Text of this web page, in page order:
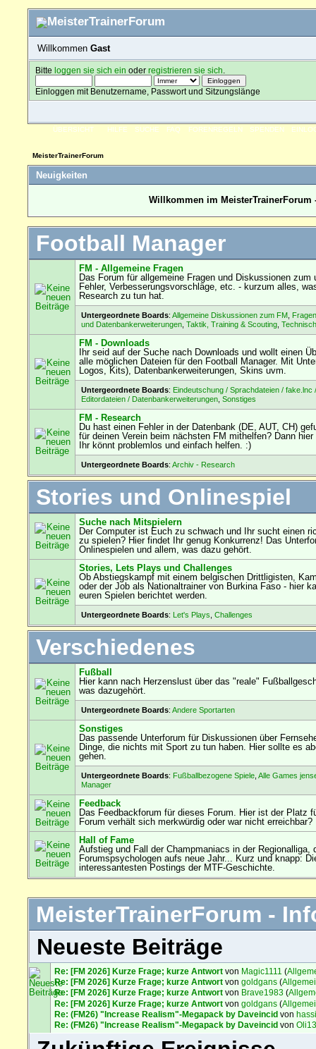
Willkommen Gast
Bitteloggen sie sich ein oderregistrieren sie sich
Einloggen mit Benutzername, Passwort und Sitzungslänge
ÜBERSICHT HILFE SUCHE FAQ FORENREGELN SPENDEN
MeisterTrainerForum
Neuigkeiten
Willkommen im
Football Manager
FM - Allgemeine Fragen
Das Forum für allgemeine Fragen und Diskussionen zum
Fehler, Verbesserungsvorschläge, etc. - kurzum alles,
Research zu tun hat.
Untergeordnete Boards: Allgemeine Diskussionen zum FM,
und Datenbankerweiterungen, Taktik, Training & Scouting,
FM - Downloads
Ihr seid auf der Suche nach Downloads und wollt einen
alle möglichen Dateien für den Football Manager. Mit
Logos, Kits), Datenbankerweiterungen, Skins uvm.
Untergeordnete Boards: Eindeutschung / Sprachdateien / fake.lnc
Editordateien / Datenbankerweiterungen, Sonstiges
FM - Research
Du hast einen Fehler in der Datenbank (DE, AUT, CH)
für deinen Verein beim nächsten FM mithelfen? Dann
Ihr könnt problemlos und einfach helfen. :)
Untergeordnete Boards: Archiv - Research
Stories und Onlinespiel
Suche nach Mitspielern
Der Computer ist Euch zu schwach und Ihr sucht einen
zu spielen? Hier findet Ihr genug Konkurrenz! Das
Onlinespielen und allem, was dazu gehört.
Stories, Lets Plays und Challenges
Ob Abstiegskampf mit einem belgischen Drittligisten,
oder der Job als Nationaltrainer von Burkina Faso - hier
euren Spielen berichtet werden.
Untergeordnete Boards: Let's Plays Challenges
Verschiedenes
Fußball
Hier kann nach Herzenslust über das "reale"
was dazugehört.
Untergeordnete Boards: Andere Sportarten
Sonstiges
Das passende Unterforum für Diskussionen über
Dinge, die nichts mit Sport zu tun haben. Hier sollte es
gehen.
Untergeordnete Boards: Fußballbezogene Spiele, Alle Games
Manager
Feedback
Das Feedbackforum für dieses Forum. Hier ist der Platz
Forum verhält sich merkwürdig oder war nicht
Hall of Fame
Aufstieg und Fall der Champmaniacs in der Regionalliga,
Forumspsychologen aufs neue Jahr... Kurz und knapp:
interessantesten Postings der MTF-Geschichte.
MeisterTrainerForum -
Neueste Beiträge
Re: [FM 2026] Kurze Frage; kurze Antwort von Magic1111 (
Re: [FM 2026] Kurze Frage; kurze Antwort vongoldgans (
Re: [FM 2026] Kurze Frage; kurze Antwort von Brave1983 (
Re: [FM 2026] Kurze Frage; kurze Antwort vongoldgans (
Re: (FM26) "Increase Realism"-Megapack by Daveincid von
Re: (FM26) "Increase Realism"-Megapack by Daveincid von